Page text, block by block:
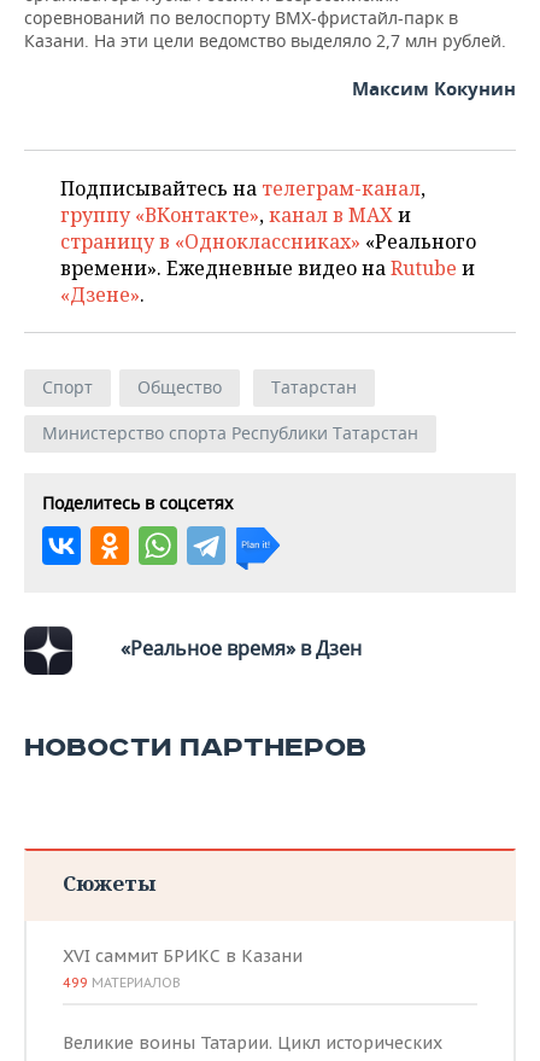
соревнований по велоспорту ВМХ-фристайл-парк в
Казани. На эти цели ведомство выделяло 2,7 млн рублей.
Максим Кокунин
Подписывайтесь на телеграм-канал,
группу «ВКонтакте»,канал в MAXи
страницу в «Одноклассниках» «Реального
времени». Ежедневные видео наRutube и
«Дзене».
Спорт Общество
Татарстан
Министерство спорта Республики Татарстан
Поделитесь в соцсетях
«Реальное время» в Дзен
НОВОСТИ ПАРТНЕРОВ
Сюжеты
XVI саммит БРИКС в Казани
499 МАТЕРИАЛОВ
Великие воины Татарии. Цикл исторических